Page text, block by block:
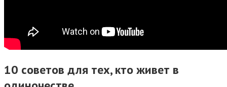
10 советов для тех, кто живет в